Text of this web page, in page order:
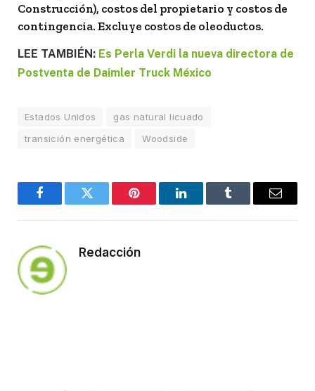
Construcción), costos del propietario y costos de
contingencia. Excluye costos de oleoductos.
LEE TAMBIÉN: Es Perla Verdi la nueva directora de
Postventa de Daimler Truck México
Estados Unidos
gas natural licuado
transición energética
Woodside
FacebookTwitter Pinterest LinkedInTumblr Email
Redacción